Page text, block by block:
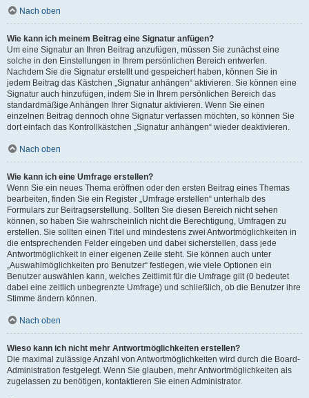
Nach oben
Wie kann ich meinem Beitrag eine Signatur anfügen?
Um eine Signatur an Ihren Beitrag anzufügen, müssen Sie zunächst eine
solche in den Einstellungen in Ihrem persönlichen Bereich entwerfen.
Nachdem Sie die Signatur erstellt und gespeichert haben, können Sie in
jedem Beitrag das Kästchen „Signatur anhängen“ aktivieren. Sie können eine
Signatur auch hinzufügen, indem Sie in Ihrem persönlichen Bereich das
standardmäßige Anhängen Ihrer Signatur aktivieren. Wenn Sie einen
einzelnen Beitrag dennoch ohne Signatur verfassen möchten, so können Sie
dort einfach das Kontrollkästchen „Signatur anhängen“ wieder deaktivieren.
Nach oben
Wie kann ich eine Umfrage erstellen?
Wenn Sie ein neues Thema eröffnen oder den ersten Beitrag eines Themas
bearbeiten, finden Sie ein Register „Umfrage erstellen“ unterhalb des
Formulars zur Beitragserstellung. Sollten Sie diesen Bereich nicht sehen
können, so haben Sie wahrscheinlich nicht die Berechtigung, Umfragen zu
erstellen. Sie sollten einen Titel und mindestens zwei Antwortmöglichkeiten in
die entsprechenden Felder eingeben und dabei sicherstellen, dass jede
Antwortmöglichkeit in einer eigenen Zeile steht. Sie können auch unter
„Auswahlmöglichkeiten pro Benutzer“ festlegen, wie viele Optionen ein
Benutzer auswählen kann, welches Zeitlimit für die Umfrage gilt (0 bedeutet
dabei eine zeitlich unbegrenzte Umfrage) und schließlich, ob die Benutzer ihre
Stimme ändern können.
Nach oben
Wieso kann ich nicht mehr Antwortmöglichkeiten erstellen?
Die maximal zulässige Anzahl von Antwortmöglichkeiten wird durch die Board-
Administration festgelegt. Wenn Sie glauben, mehr Antwortmöglichkeiten als
zugelassen zu benötigen, kontaktieren Sie einen Administrator.